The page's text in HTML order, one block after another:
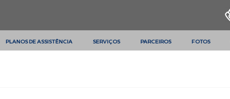
PLANOS DE ASSISTÊNCIA SERVIÇOS PARCEIROS FOTOS